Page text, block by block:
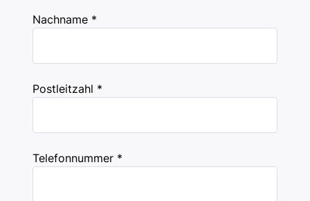
Nachname *
Postleitzahl *
Telefonnummer *